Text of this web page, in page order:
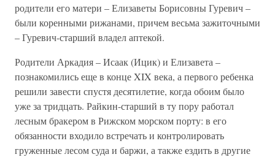
родители его матери – Елизаветы Борисовны Гуревич –
были коренными рижанами, причем весьма зажиточными
– Гуревич-старший владел аптекой.
Родители Аркадия – Исаак (Ицик) и Елизавета –
познакомились еще в конце XIX века, а первого ребенка
решили завести спустя десятилетие, когда обоим было
уже за тридцать. Райкин-старший в ту пору работал
лесным бракером в Рижском морском порту: в его
обязанности входило встречать и контролировать
груженные лесом суда и баржи, а также ездить в другие